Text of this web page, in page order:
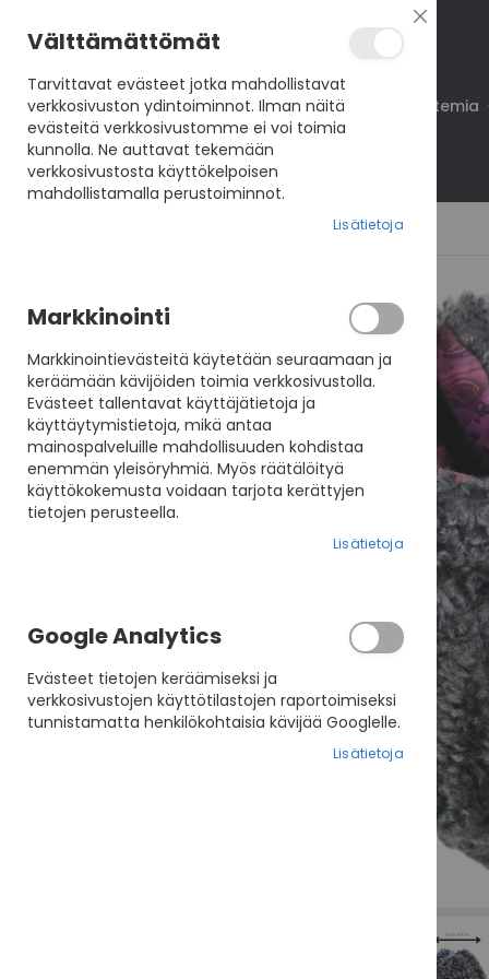
Koulutukset VisioNet VisioAkatemia
to
end
of
the
images
gallery
Sulje
Välttämättömät
Tarvittavat evästeet jotka mahdollistavat
verkkosivuston ydintoiminnot. Ilman näitä
evästeitä verkkosivustomme ei voi toimia
kunnolla. Ne auttavat tekemään
verkkosivustosta käyttökelpoisen
mahdollistamalla perustoiminnot.
Lisätietoja
Markkinointi
Markkinointievästeitä käytetään seuraamaan ja
keräämään kävijöiden toimia verkkosivustolla.
Evästeet tallentavat käyttäjätietoja ja
käyttäytymistietoja, mikä antaa
mainospalveluille mahdollisuuden kohdistaa
enemmän yleisöryhmiä. Myös räätälöityä
käyttökokemusta voidaan tarjota kerättyjen
tietojen perusteella.
Lisätietoja
Google Analytics
Evästeet tietojen keräämiseksi ja
verkkosivustojen käyttötilastojen raportoimiseksi
tunnistamatta henkilökohtaisia kävijää Googlelle.
Lisätietoja